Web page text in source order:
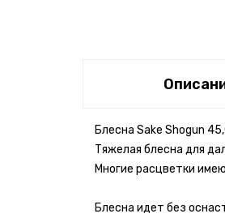
Блесна Sake Shogun
Тяжелая блесна для
Многие расцветки
Блесна идет без